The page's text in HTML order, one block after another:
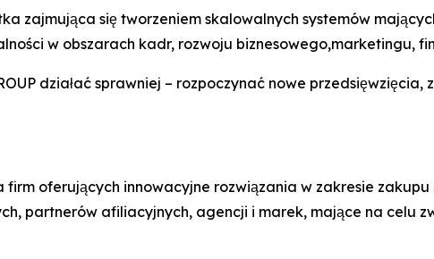
zajmująca się tworzeniem skalowalnych systemów
w obszarach kadr, rozwoju biznesowego,marketingu,
działać sprawniej – rozpoczynać nowe przedsięwzięcia,
firm oferujących innowacyjne rozwiązania w zakresie
partnerów afiliacyjnych, agencji i marek, mające na celu